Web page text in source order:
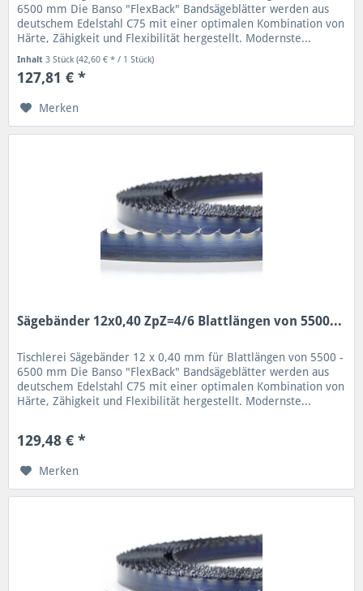
6500 mm Die Banso "FlexBack" Bandsägeblätter werden aus
deutschem Edelstahl C75 mit einer optimalen Kombination von
Härte, Zähigkeit und Flexibilität hergestellt. Modernste...
Inhalt3 Stück(42,60 € * / 1 Stück)
127,81 € *
Merken
Sägebänder 12x0,40 ZpZ=4/6 Blattlängen von 5500...
Tischlerei Sägebänder 12 x 0,40 mm für Blattlängen von 5500 -
6500 mm Die Banso "FlexBack" Bandsägeblätter werden aus
deutschem Edelstahl C75 mit einer optimalen Kombination von
Härte, Zähigkeit und Flexibilität hergestellt. Modernste...
129,48 € *
Merken